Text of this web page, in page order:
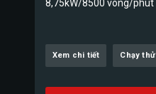
8,75kW/8500 vòng/phút
Xem chi tiết Chạy thử